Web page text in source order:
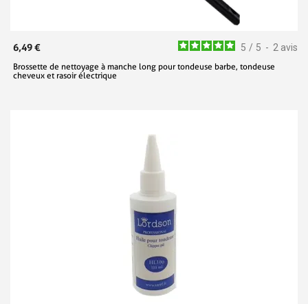
5 / 5 - 2 avis
6,49 €
Brossette de nettoyage à manche long pour tondeuse barbe, tondeuse
cheveux et rasoir électrique